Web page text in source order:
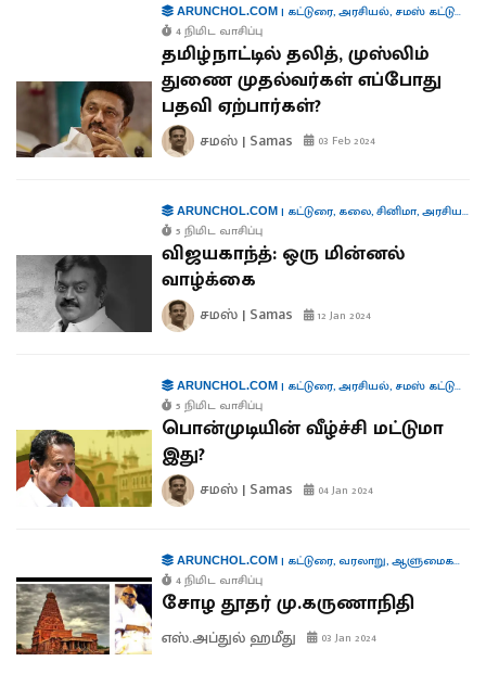
ARUNCHOL.COM| கட்டுரை,அரசியல், சமஸ் கட்டுரை
4 நிமிட வாசிப்பு
தமிழ்நாட்டில் தலித், முஸ்லிம்
துணை முதல்வர்கள் எப்போது
பதவி ஏற்பார்கள்?
சமஸ் | Samas 03 Feb 2024
ARUNCHOL.COM| கட்டுரை, கலை,சினிமா,அரசியல்
5 நிமிட வாசிப்பு
விஜயகாந்த்: ஒரு மின்னல்
வாழ்க்கை
சமஸ் | Samas 12 Jan 2024
ARUNCHOL.COM| கட்டுரை,அரசியல், சமஸ் கட்டுரை
5 நிமிட வாசிப்பு
பொன்முடியின் வீழ்ச்சி மட்டுமா
இது?
சமஸ் | Samas 04 Jan 2024
ARUNCHOL.COM| கட்டுரை, வரலாறு,ஆளுமைகள்
4 நிமிட வாசிப்பு
சோழ தூதர் மு.கருணாநிதி
எஸ்.அப்துல் ஹமீது 03 Jan 2024